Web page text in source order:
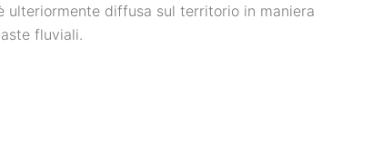
diffusa sul territorio in maniera
fluviali.